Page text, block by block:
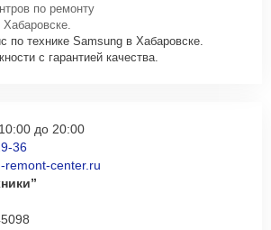
по ремонту
по технике Samsung в Хабаровске.
с гарантией качества.
до 20:00
36
remont-center.ru